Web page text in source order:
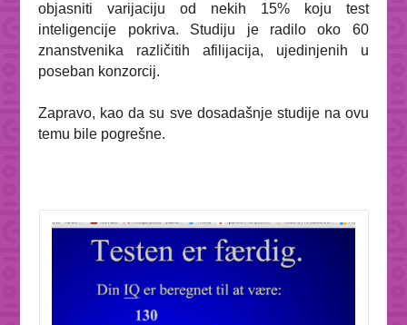
objasniti varijaciju od nekih 15% koju test
inteligencije pokriva. Studiju je radilo oko 60
znanstvenika različitih afilijacija, ujedinjenih u
poseban konzorcij.
Zapravo, kao da su sve dosadašnje studije na ovu
temu bile pogrešne.